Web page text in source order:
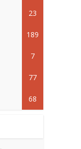
23
189
7
77
68